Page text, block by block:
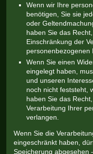
Wenn wir Ihre
benötigen, Sie sie
oder
haben Sie das
Einschränkung der
personenbezogenen
Wenn Sie einen
eingelegt haben,
und unseren
noch nicht feststeht,
haben Sie das
Verarbeitung Ihrer
verlangen.
Wenn Sie die
eingeschränkt haben,
Speicherung abgesehen